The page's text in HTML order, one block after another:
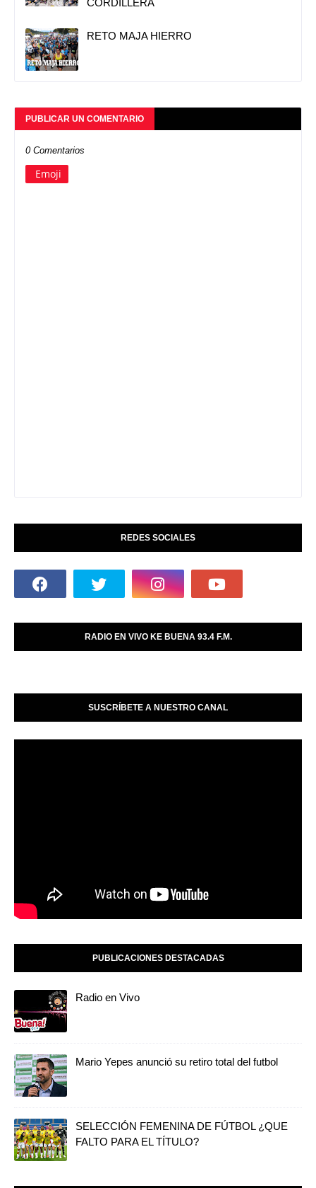
RETO MAJA HIERRO
PUBLICAR UN COMENTARIO
0 Comentarios
Emoji
REDES SOCIALES
RADIO EN VIVO KE BUENA 93.4 F.M.
SUSCRÍBETE A NUESTRO CANAL
PUBLICACIONES DESTACADAS
Radio en Vivo
Mario Yepes anunció su retiro total del futbol
SELECCIÓN FEMENINA DE FÚTBOL ¿QUE
FALTO PARA EL TÍTULO?